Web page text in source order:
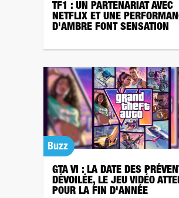
TF1 : UN PARTENARIAT AVEC
NETFLIX ET UNE
D'AMBRE FONT SENSATION
Buzz
GTA VI : LA DATE DES
DÉVOILÉE, LE JEU VIDÉO
POUR LA FIN D'ANNÉE